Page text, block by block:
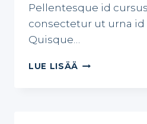
Pellentesque id
consectetur ut urna id
Quisque…
LUE LISÄÄ NEW